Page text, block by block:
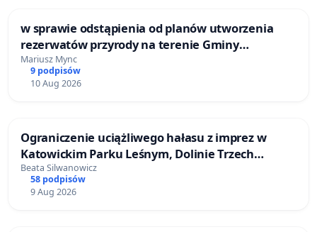
w sprawie odstąpienia od planów utworzenia
rezerwatów przyrody na terenie Gminy
Mieroszów oraz przeprowadzenia ponownej
analizy zasadności ich ustanowienia
Mariusz Mync
9 podpisów
10 Aug 2026
Ograniczenie uciążliwego hałasu z imprez w
Katowickim Parku Leśnym, Dolinie Trzech
Stawów i na Lotnisku Muchowiec
Beata Silwanowicz
58 podpisów
9 Aug 2026